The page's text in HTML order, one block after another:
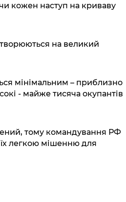
кожен наступ на криваву
на великий
мінімальним – приблизно
- майже тисяча окупантів
тому командування РФ
легкою мішенню для